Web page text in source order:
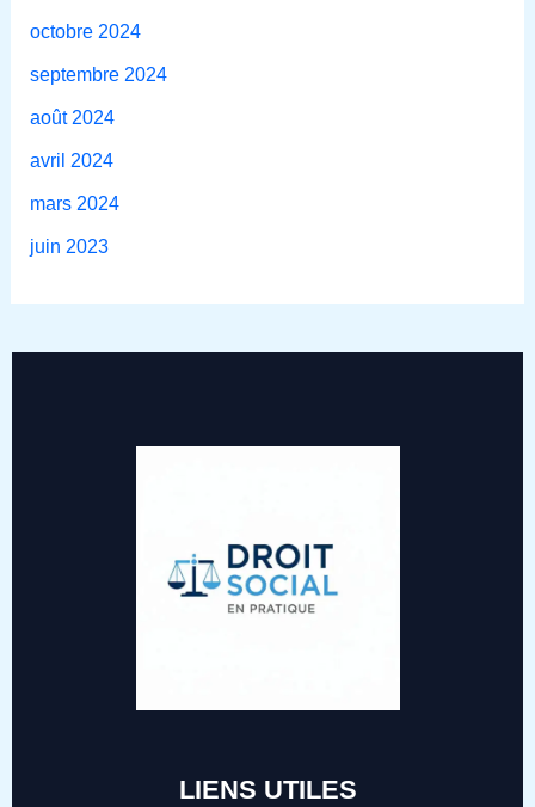
octobre 2024
septembre 2024
août 2024
avril 2024
mars 2024
juin 2023
LIENS UTILES